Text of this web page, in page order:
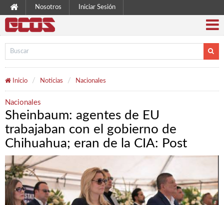
Nosotros Iniciar Sesión
Inicio Noticias Nacionales
Nacionales
Sheinbaum: agentes de EU
trabajaban con el gobierno de
Chihuahua; eran de la CIA: Post